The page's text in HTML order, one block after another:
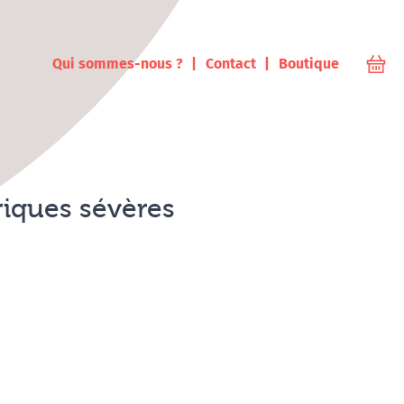
Qui sommes-nous ? Contact Boutique
sévères